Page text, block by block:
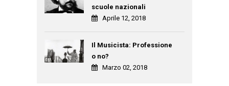
scuole nazionali
Aprile 12, 2018
Il Musicista: Professione
o no?
Marzo 02, 2018